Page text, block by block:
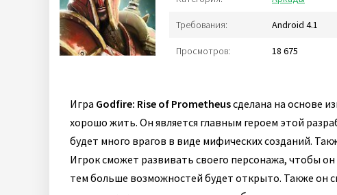
Требования: Android 4.1
Просмотров: 18 675
Игра Godfire: Rise of Prometheusсделана на основе
хорошо жить. Он является главным героем этой
будет много врагов в виде мифических созданий.
Игрок сможет развивать своего персонажа, чтобы
тем больше возможностей будет открыто. Также он